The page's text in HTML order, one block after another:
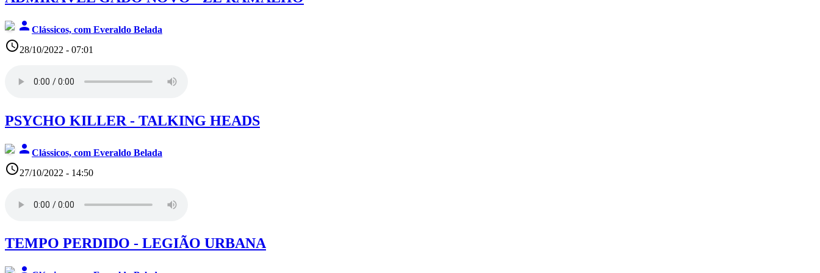
person Clássicos, com Everaldo Belada
access_time28/10/2022 - 07:01
PSYCHO KILLER - TALKING HEADS
person Clássicos, com Everaldo Belada
access_time27/10/2022 - 14:50
TEMPO PERDIDO - LEGIÃO URBANA